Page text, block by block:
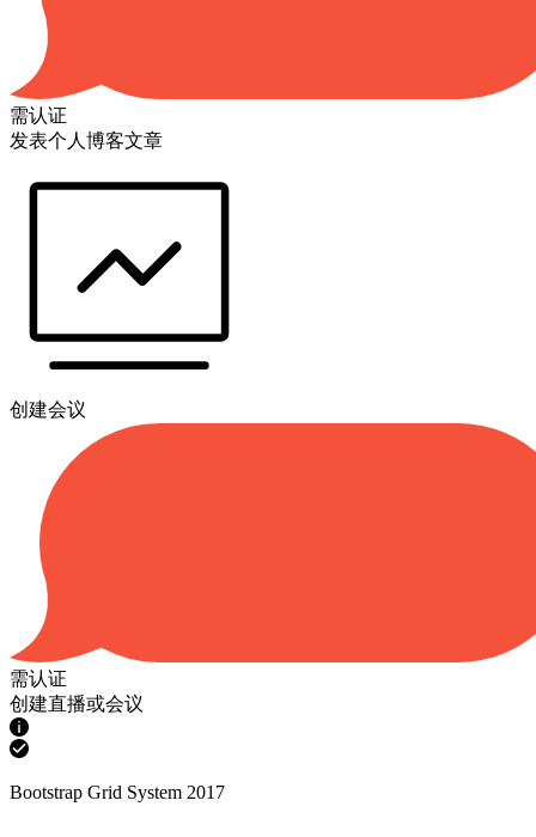
需认证
发表个人博客文章
创建会议
需认证
创建直播或会议
Bootstrap Grid System 2017